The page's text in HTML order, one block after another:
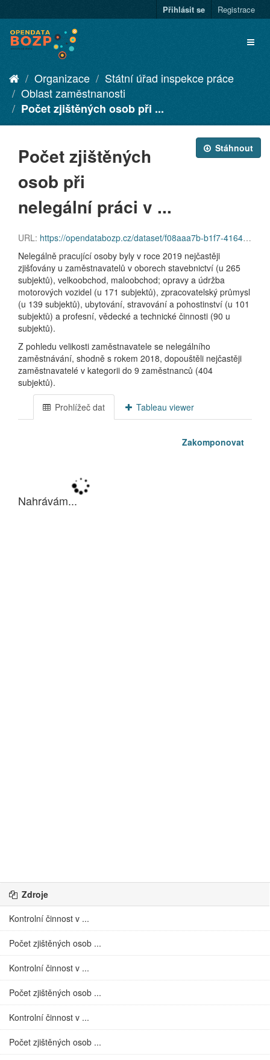
Přihlásit se Registrace
Organizace
Státní úřad inspekce práce
Oblast zaměstnanosti
Počet zjištěných osob při ...
Stáhnout
Počet zjištěných
osob při
nelegální práci v ...
URL: https://opendatabozp.cz/dataset/f08aaa7b-b1f7-4164-96f2-553401b5e07b/resource/c903a7b3-6cf4-4ea9-8639-d7d27eb6a408/download/pocet-osob-zjistenych-pri-nelegalni-praci_2019.xlsx
Nelegálně pracující osoby byly v roce 2019 nejčastěji
zjišťovány u zaměstnavatelů v oborech stavebnictví (u 265
subjektů), velkoobchod, maloobchod; opravy a údržba
motorových vozidel (u 171 subjektů), zpracovatelský průmysl
(u 139 subjektů), ubytování, stravování a pohostinství (u 101
subjektů) a profesní, vědecké a technické činnosti (90 u
subjektů).
Z pohledu velikosti zaměstnavatele se nelegálního
zaměstnávání, shodně s rokem 2018, dopouštěli nejčastěji
zaměstnavatelé v kategorii do 9 zaměstnanců (404
subjektů).
Prohlížeč dat Tableau viewer
Zakomponovat
Zdroje
Kontrolní činnost v ...
Počet zjištěných osob ...
Kontrolní činnost v ...
Počet zjištěných osob ...
Kontrolní činnost v ...
Počet zjištěných osob ...